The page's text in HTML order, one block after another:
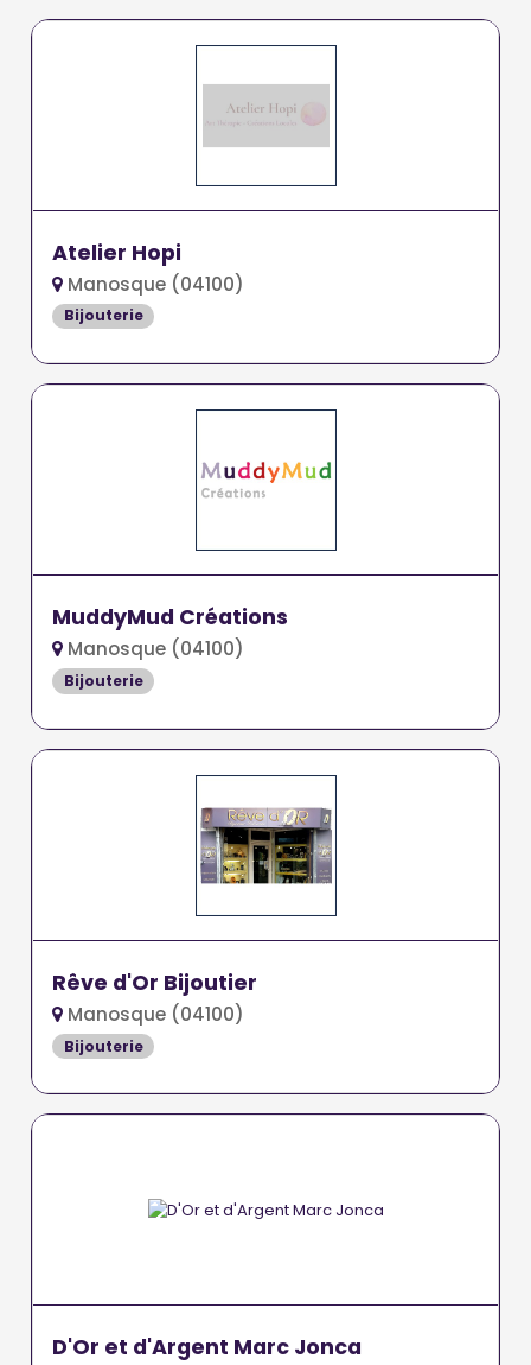
Atelier Hopi
Manosque (04100)
Bijouterie
MuddyMud Créations
Manosque (04100)
Bijouterie
Rêve d'Or Bijoutier
Manosque (04100)
Bijouterie
D'Or et d'Argent Marc Jonca